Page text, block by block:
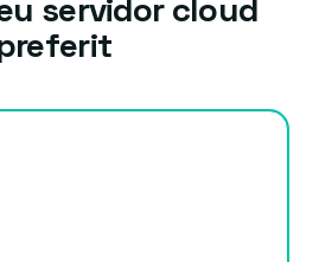
servidor cloud